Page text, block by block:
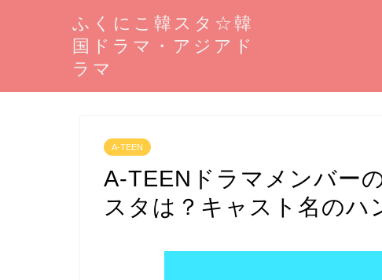
ふくにこ韓スタ☆韓
国ドラマ・アジアド
ラマ
A-TEEN
A-TEENドラマメンバー
スタは？キャスト名のハ